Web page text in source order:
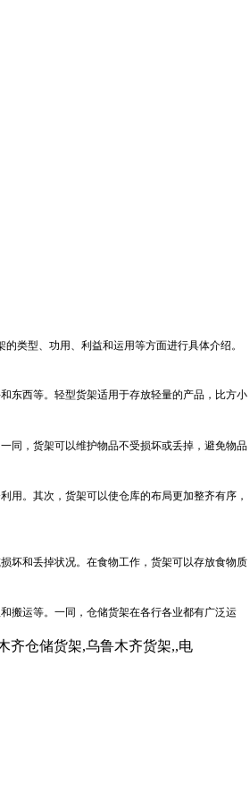
类型、功用、利益和运用等方面进行具体介绍。
东西等。轻型货架适用于存放轻量的产品，比方小
同，货架可以维护物品不受损坏或丢掉，避免物品
用。其次，货架可以使仓库的布局更加整齐有序，
坏和丢掉状况。在食物工作，货架可以存放食物质
搬运等。一同，仓储货架在各行各业都有广泛运
齐仓储货架,乌鲁木齐货架,,电